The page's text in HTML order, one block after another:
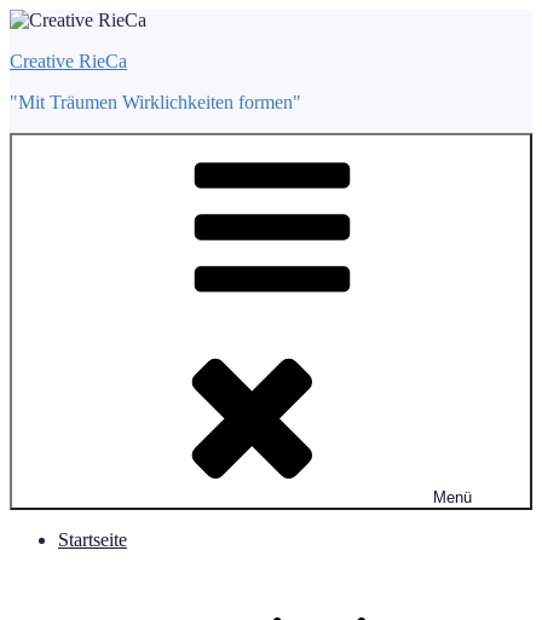
Zum
springen
Creative RieCa
"Mit Träumen Wirklichkeiten formen"
Menü
Startseite